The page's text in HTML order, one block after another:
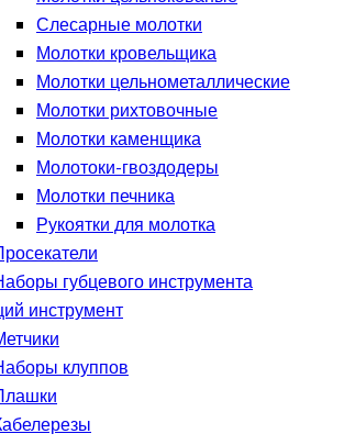
Слесарные молотки
Молотки кровельщика
Молотки цельнометаллические
Молотки рихтовочные
Молотки каменщика
Молотоки-гвоздодеры
Молотки печника
Рукоятки для молотка
губцевого инструмента
инструмент
клуппов